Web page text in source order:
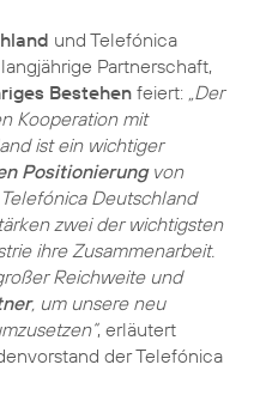
und Telefónica
Partnerschaft,
Bestehenfeiert: „Der
Kooperation mit
ist ein wichtiger
Positionierungvon
Deutschland
zwei der wichtigsten
ihre Zusammenarbeit.
Reichweite und
, um unsere neu
, erläutert
der Telefónica